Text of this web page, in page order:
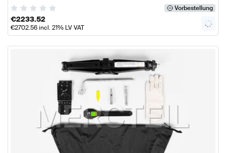
Vorbestellung
€2233.52
€2702.56incl. 21% LV VAT